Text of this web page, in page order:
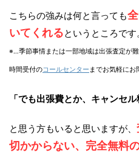
こちらの強みは何と言っても
いてくれるというところで
※…季節事情または一部地域は出張査定が
時間受付のコールセンター までお気軽にお
「でも出張費とか、キャンセ
と思う方もいると思いますが、
切かからない、完全無料